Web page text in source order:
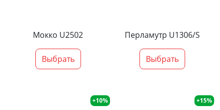
Мокко U2502
Выбрать
Перламутр U1306/S
Выбрать
+10% +15%